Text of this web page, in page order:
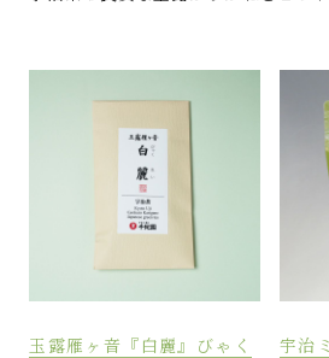
玉露雁ヶ音『白麗』びゃく
宇治